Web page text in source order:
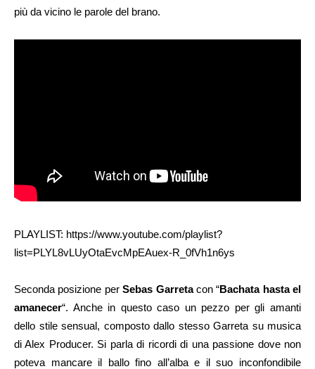
più da vicino le parole del brano.
PLAYLIST: https://www.youtube.com/playlist?
list=PLYL8vLUyOtaEvcMpEAuex-R_0fVh1n6ys
Seconda posizione perSebas Garretacon “Bachata hasta el
amanecer“. Anche in questo caso un pezzo per gli amanti
dello stile sensual, composto dallo stesso Garreta su musica
di Alex Producer. Si parla di ricordi di una passione dove non
poteva mancare il ballo fino all’alba e il suo inconfondibile